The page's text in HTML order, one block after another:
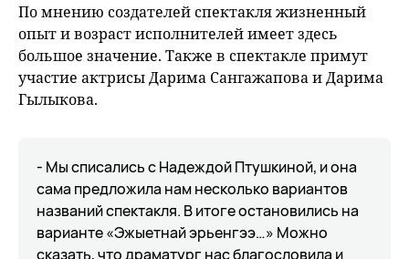
По мнению создателей спектакля жизненный
опыт и возраст исполнителей имеет здесь
большое значение. Также в спектакле примут
участие актрисы Дарима Сангажапова и Дарима
Гылыкова.
- Мы списались с Надеждой Птушкиной, и она
сама предложила нам несколько вариантов
названий спектакля. В итоге остановились на
варианте «Эжыетнай эрьенгээ…» Можно
сказать, что драматург нас благословила и